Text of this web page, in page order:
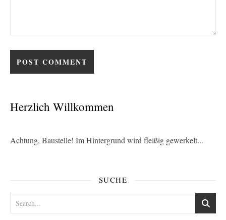
Herzlich Willkommen
Achtung, Baustelle! Im Hintergrund wird fleißig gewerkelt...
SUCHE